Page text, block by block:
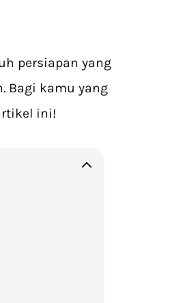
persiapan yang
Bagi kamu yang
ini!